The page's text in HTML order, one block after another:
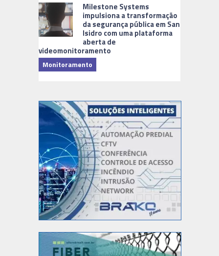
Milestone Systems
impulsiona a transformação
da segurança pública em San
Isidro com uma plataforma
aberta de
videomonitoramento
Monitoramento